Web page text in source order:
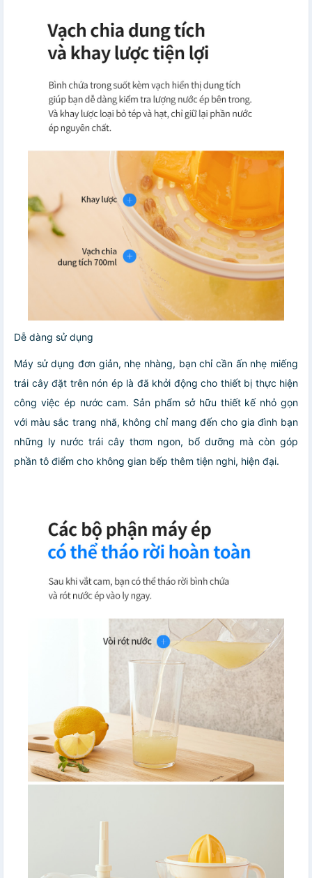
Dễ dàng sử dụng
Máy sử dụng đơn giản, nhẹ nhàng, bạn chỉ cần ấn nhẹ miếng
trái cây đặt trên nón ép là đã khởi động cho thiết bị thực hiện
công việc ép nước cam. Sản phẩm sở hữu thiết kế nhỏ gọn
với màu sắc trang nhã, không chỉ mang đến cho gia đình bạn
những ly nước trái cây thơm ngon, bổ dưỡng mà còn góp
phần tô điểm cho không gian bếp thêm tiện nghi, hiện đại.